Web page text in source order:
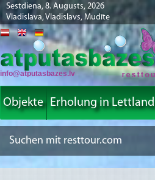
Sestdiena, 8. Augusts, 2026
Vladislava, Vladislavs, Mudīte
info@atputasbazes.lv
Objekte Erholung in Lettland